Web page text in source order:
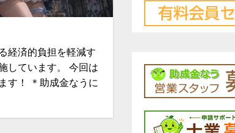
経済的負担を軽減す
しています。 今回は
す！ ＊助成金なうに